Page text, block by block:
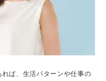
ば、生活パターンや仕事の